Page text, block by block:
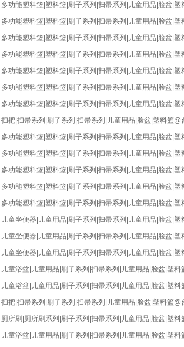
多功能塑料篮|塑料篮|刷子系列|扫帚系列|儿童用品|脸盆|
多功能塑料篮|塑料篮|刷子系列|扫帚系列|儿童用品|脸盆|
多功能塑料篮|塑料篮|刷子系列|扫帚系列|儿童用品|脸盆|
多功能塑料篮|塑料篮|刷子系列|扫帚系列|儿童用品|脸盆|
多功能塑料篮|塑料篮|刷子系列|扫帚系列|儿童用品|脸盆|
多功能塑料篮|塑料篮|刷子系列|扫帚系列|儿童用品|脸盆|
多功能塑料篮|塑料篮|刷子系列|扫帚系列|儿童用品|脸盆|
扫把|扫帚系列|刷子系列|扫帚系列|儿童用品|脸盆|塑料篮
多功能塑料篮|塑料篮|刷子系列|扫帚系列|儿童用品|脸盆|
多功能塑料篮|塑料篮|刷子系列|扫帚系列|儿童用品|脸盆|
多功能塑料篮|塑料篮|刷子系列|扫帚系列|儿童用品|脸盆|
多功能塑料篮|塑料篮|刷子系列|扫帚系列|儿童用品|脸盆|
多功能塑料篮|塑料篮|刷子系列|扫帚系列|儿童用品|脸盆|
儿童坐便器|儿童用品|刷子系列|扫帚系列|儿童用品|脸盆|
儿童坐便器|儿童用品|刷子系列|扫帚系列|儿童用品|脸盆|
儿童坐便器|儿童用品|刷子系列|扫帚系列|儿童用品|脸盆|
儿童浴盆|儿童用品|刷子系列|扫帚系列|儿童用品|脸盆|塑
儿童浴盆|儿童用品|刷子系列|扫帚系列|儿童用品|脸盆|塑
扫把|扫帚系列|刷子系列|扫帚系列|儿童用品|脸盆|塑料篮
厕所刷|厕所刷系列|刷子系列|扫帚系列|儿童用品|脸盆|塑
儿童浴盆|儿童用品|刷子系列|扫帚系列|儿童用品|脸盆|塑